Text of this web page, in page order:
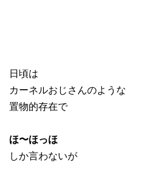
日頃は
カーネルおじさんのような
置物的存在で
ほ〜ほっほ
しか言わないが